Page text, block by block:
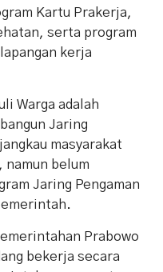
Kartu Prakerja,
serta program
kerja
Warga adalah
Jaring
masyarakat
namun belum
Jaring Pengaman
Prabowo
bekerja secara